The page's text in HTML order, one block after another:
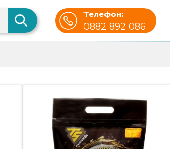
Телефон:
0882 892 086